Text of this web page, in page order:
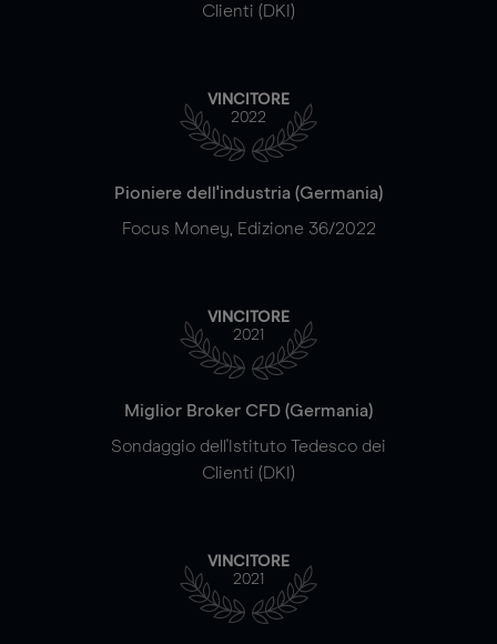
Clienti (DKI)
VINCITORE
2022
Pioniere dell'industria (Germania)
Focus Money, Edizione 36/2022
VINCITORE
2021
Miglior Broker CFD (Germania)
Sondaggio dell'Istituto Tedesco dei
Clienti (DKI)
VINCITORE
2021